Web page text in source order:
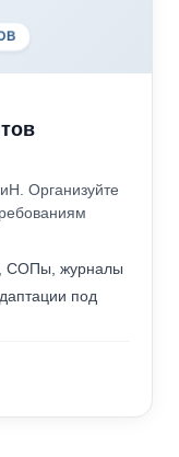
Организуйте
СОПы, журналы
под